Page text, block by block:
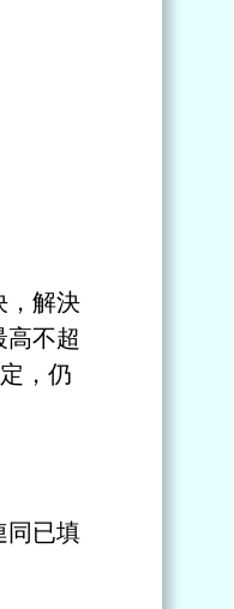
，解決
高不超
，仍
同已填